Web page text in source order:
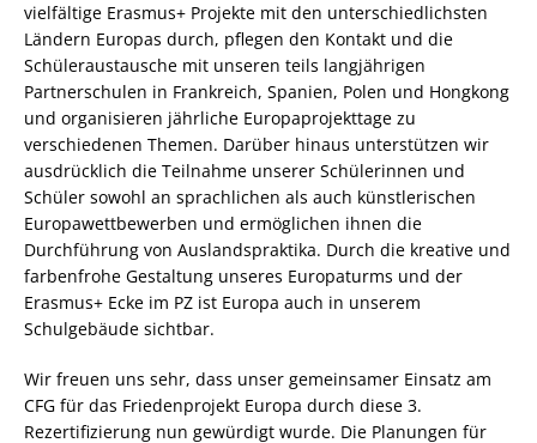
vielfältige Erasmus+ Projekte mit den unterschiedlichsten
Ländern Europas durch, pflegen den Kontakt und die
Schüleraustausche mit unseren teils langjährigen
Partnerschulen in Frankreich, Spanien, Polen und Hongkong
und organisieren jährliche Europaprojekttage zu
verschiedenen Themen. Darüber hinaus unterstützen wir
ausdrücklich die Teilnahme unserer Schülerinnen und
Schüler sowohl an sprachlichen als auch künstlerischen
Europawettbewerben und ermöglichen ihnen die
Durchführung von Auslandspraktika. Durch die kreative und
farbenfrohe Gestaltung unseres Europaturms und der
Erasmus+ Ecke im PZ ist Europa auch in unserem
Schulgebäude sichtbar.
Wir freuen uns sehr, dass unser gemeinsamer Einsatz am
CFG für das Friedenprojekt Europa durch diese 3.
Rezertifizierung nun gewürdigt wurde. Die Planungen für